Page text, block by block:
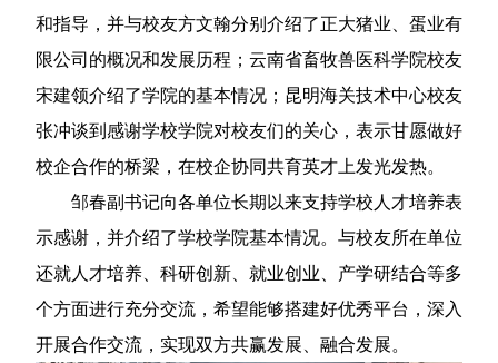
和指导，并与校友方文翰分别介绍了正大猪业、蛋业有
限公司的概况和发展历程；云南省畜牧兽医科学院校友
宋建领介绍了学院的基本情况；昆明海关技术中心校友
张冲谈到感谢学校学院对校友们的关心，表示甘愿做好
校企合作的桥梁，在校企协同共育英才上发光发热。
邹春副书记向各单位长期以来支持学校人才培养表
示感谢，并介绍了学校学院基本情况。与校友所在单位
还就人才培养、科研创新、就业创业、产学研结合等多
个方面进行充分交流，希望能够搭建好优秀平台，深入
开展合作交流，实现双方共赢发展、融合发展。